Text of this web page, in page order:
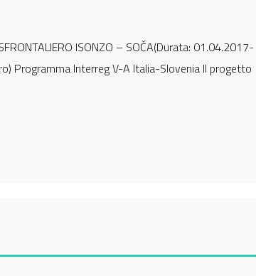
ISONZO – SOČA(Durata: 01.04.2017-
Programma Interreg V-A Italia-Slovenia Il progetto